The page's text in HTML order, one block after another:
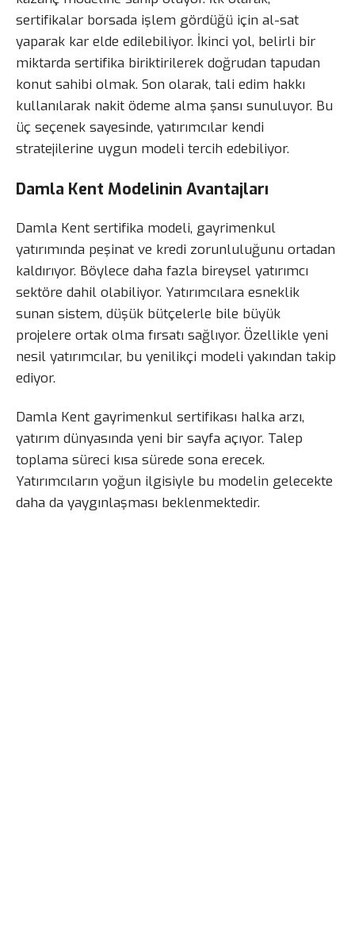
sertifikalar borsada işlem gördüğü için al-sat
yaparak kar elde edilebiliyor. İkinci yol, belirli bir
miktarda sertifika biriktirilerek doğrudan tapudan
konut sahibi olmak. Son olarak, tali edim hakkı
kullanılarak nakit ödeme alma şansı sunuluyor. Bu
üç seçenek sayesinde, yatırımcılar kendi
stratejilerine uygun modeli tercih edebiliyor.
Damla Kent Modelinin Avantajları
Damla Kent sertifika modeli, gayrimenkul
yatırımında peşinat ve kredi zorunluluğunu ortadan
kaldırıyor. Böylece daha fazla bireysel yatırımcı
sektöre dahil olabiliyor. Yatırımcılara esneklik
sunan sistem, düşük bütçelerle bile büyük
projelere ortak olma fırsatı sağlıyor. Özellikle yeni
nesil yatırımcılar, bu yenilikçi modeli yakından takip
ediyor.
Damla Kent gayrimenkul sertifikası halka arzı,
yatırım dünyasında yeni bir sayfa açıyor. Talep
toplama süreci kısa sürede sona erecek.
Yatırımcıların yoğun ilgisiyle bu modelin gelecekte
daha da yaygınlaşması beklenmektedir.